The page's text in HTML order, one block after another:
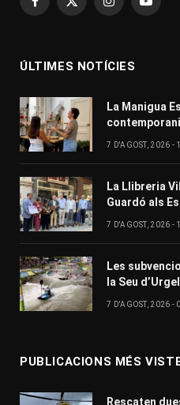
Facebook
X
Instagram
ÚLTIMES NOTÍCIES
La Manigua
7 D'AGOST, 2026 -
La Llibreria
Guardó als
7 D'AGOST, 2026 -
Les
la Seu
7 D'AGOST, 2026 -
PUBLICACIONS MÉS
Rescaten